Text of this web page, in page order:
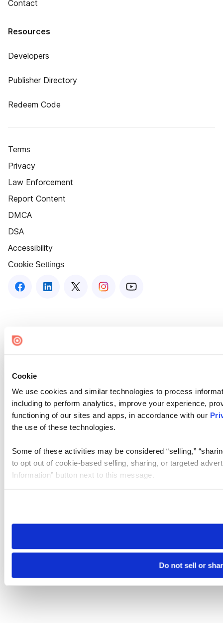
Cookie
We use cookies and similar technologies to process
including to perform analytics, improve your experience,
functioning of our sites and apps, in accordance with our
the use of these technologies.
Some of these activities may be considered “selling,”
to opt out of cookie-based selling, sharing, or targeted
Information” button next to this message.
need to be set again.
Do not sell or
Contact
Resources
Developers
Publisher Directory
Redeem Code
Terms
Privacy
Law Enforcement
Report Content
DMCA
DSA
Accessibility
Cookie Settings